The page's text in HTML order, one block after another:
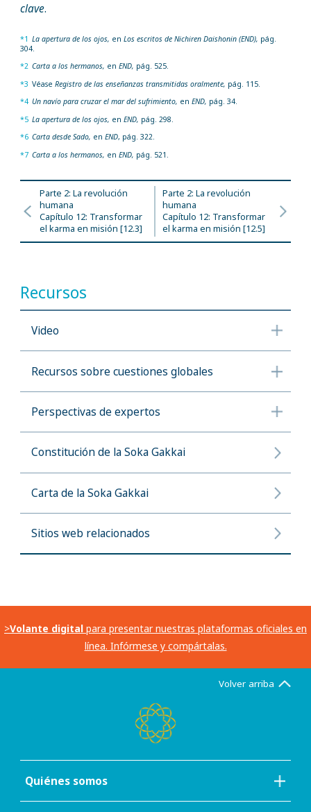
clave.
*1 La apertura de los ojos, en Los escritos de Nichiren Daishonin (END), pág.
304.
*2 Carta a los hermanos, en END, pág. 525.
*3 Véase Registro de las enseñanzas transmitidas oralmente, pág. 115.
*4 Un navío para cruzar el mar del sufrimiento, en END, pág. 34.
*5 La apertura de los ojos, en END, pág. 298.
*6 Carta desde Sado, en END, pág. 322.
*7 Carta a los hermanos, en END, pág. 521.
Parte 2: La revolución
humana
Capítulo 12: Transformar
el karma en misión [12.3]
Parte 2: La revolución
humana
Capítulo 12: Transformar
el karma en misión [12.5]
Recursos
Video
Recursos sobre cuestiones globales
Perspectivas de expertos
Constitución de la Soka Gakkai
Carta de la Soka Gakkai
Sitios web relacionados
>Volante digital para presentar nuestras plataformas oficiales en
línea. Infórmese y compártalas.
Volver arriba
Quiénes somos